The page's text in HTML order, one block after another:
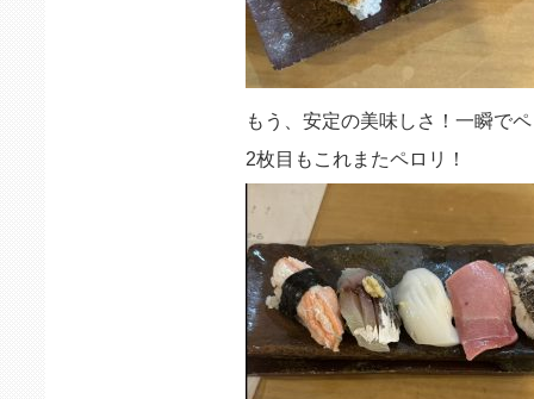
もう、安定の美味しさ！一瞬で
2枚目もこれまたペロリ！